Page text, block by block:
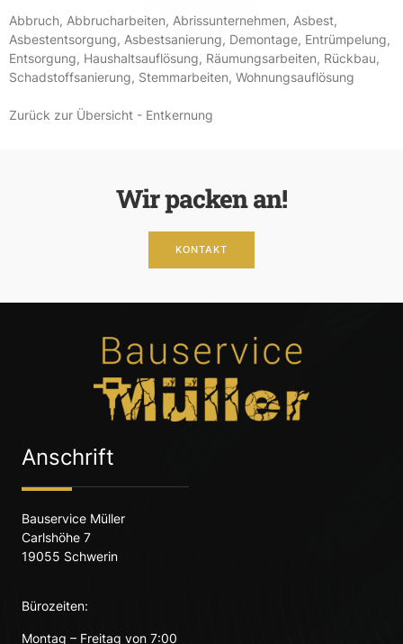
Abbruch, Abbrucharbeiten, Abrissunternehmen, Asbest,
Asbestentsorgung, Asbestsanierung, Demontage, Entrümpelung,
Entsorgung, Haushaltsauflösung, Räumungsarbeiten, Rückbau,
Schadstoffsanierung, Stemmarbeiten, Wohnungsauflösung
Zurück zur Übersicht - Entkernung
Wir packen an!
KONTAKT
Anschrift
Bauservice Müller
Carlshöhe 7
19055 Schwerin
Bürozeiten:
Montag – Freitag von 7:00